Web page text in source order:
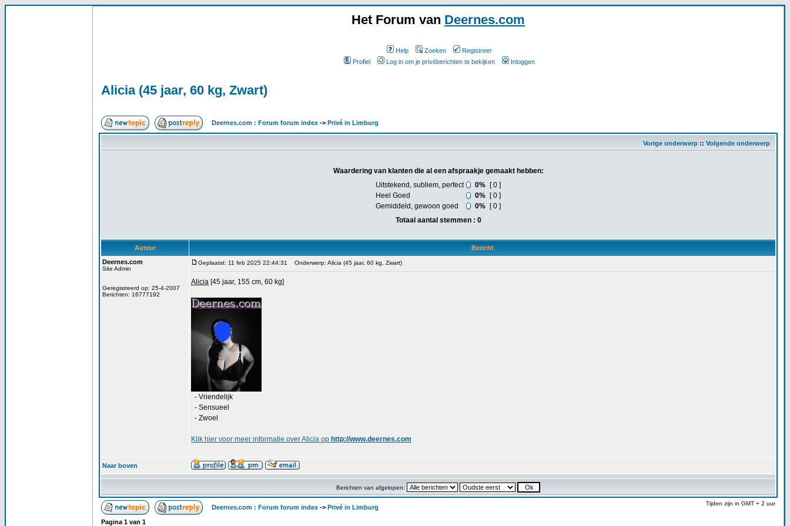
Het Forum van Deernes.com
Help Zoeken
Registreer
Profiel
Log in om je privéberichten te bekijken Inloggen
Alicia (45 jaar, 60 kg, Zwart)
Deernes.com : Forum forum index -> Privé in Limburg
Vorige onderwerp :: Volgende onderwerp
Waardering van klanten die al een afspraakje gemaakt hebben:
Uitstekend, subliem, perfect
0%
[ 0 ]
Heel Goed
0%
[ 0 ]
Gemiddeld, gewoon goed
0%
[ 0 ]
Totaal aantal stemmen : 0
Auteur
Bericht
Deernes.com
Site Admin
Geregistreerd op: 25-4-2007
Berichten: 16777192
Geplaatst: 11 feb 2025 22:44:31 Onderwerp: Alicia (45 jaar, 60 kg, Zwart)
Alicia [45 jaar, 155 cm, 60 kg]
- Vriendelijk
- Sensueel
- Zwoel
Klik hier voor meer informatie over Alicia op http://www.deernes.com
Naar boven
Berichten van afgelopen:
Deernes.com : Forum forum index -> Privé in Limburg
Tijden zijn in GMT + 2 uur
Pagina 1 van 1